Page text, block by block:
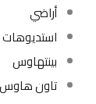
أراضي
استديوهات
بينتهاوس
تاون هاوس